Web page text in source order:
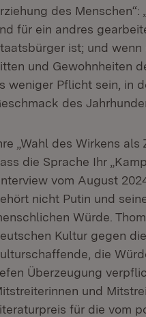
des
für ein andres
ist; und
und Gewohnheiten
weniger Pflicht sein, in
des
„Wahl des Wirkens
die Sprache Ihr
vom August
nicht Putin und
Würde.
Kultur gegen
die
Überzeugung
und
für die vom